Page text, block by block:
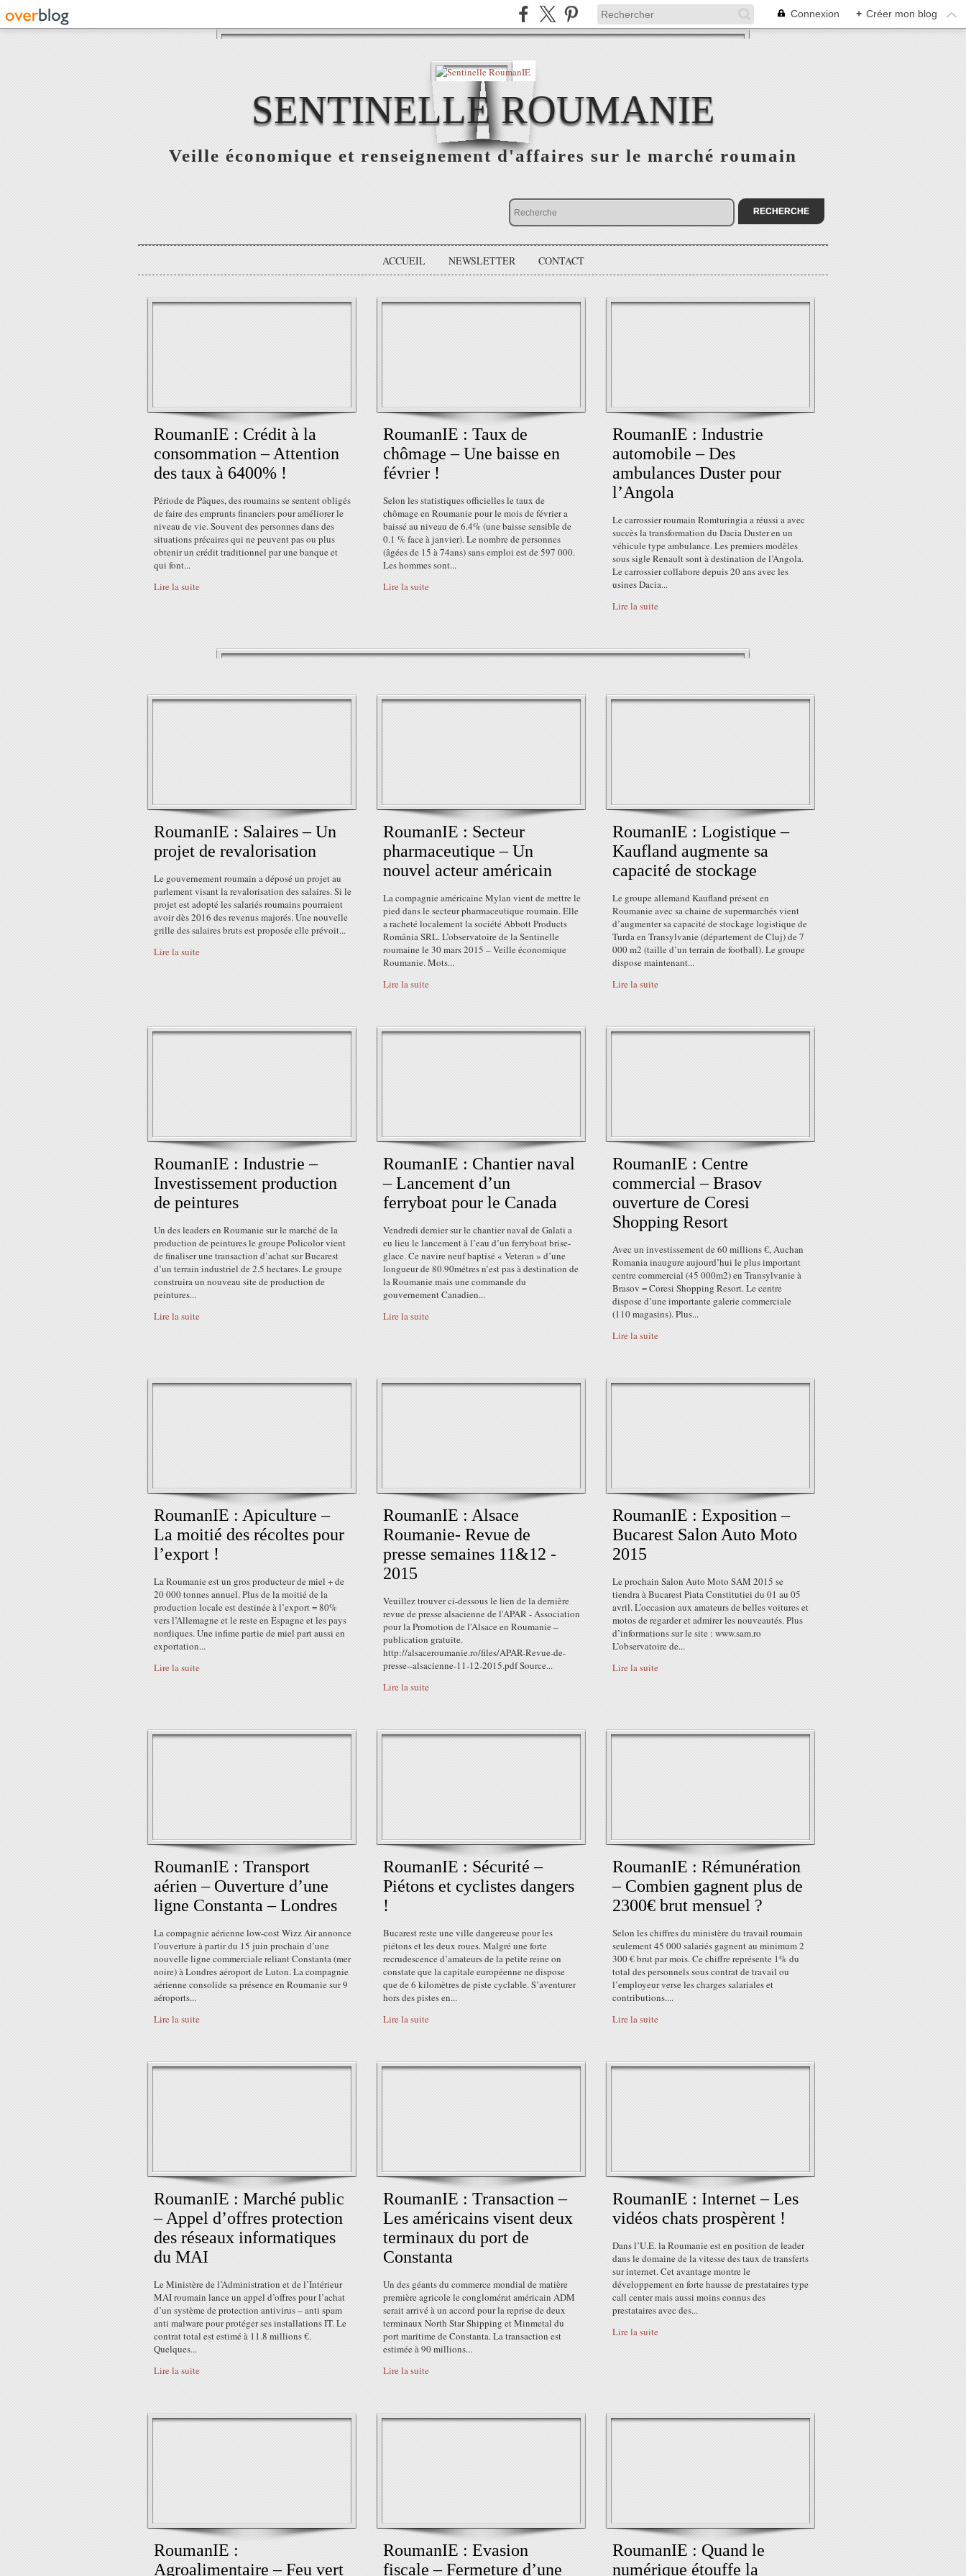
Connexion + Créer mon blog
SENTINELLE ROUMANIE
Veille économique et renseignement d'affaires sur le marché roumain
ACCUEIL NEWSLETTER CONTACT
RoumanIE : Crédit à la
consommation – Attention
des taux à 6400% !
Période de Pâques, des roumains se sentent obligés
de faire des emprunts financiers pour améliorer le
niveau de vie. Souvent des personnes dans des
situations précaires qui ne peuvent pas ou plus
obtenir un crédit traditionnel par une banque et
qui font...
Lire la suite
RoumanIE : Taux de
chômage – Une baisse en
février !
Selon les statistiques officielles le taux de
chômage en Roumanie pour le mois de février a
baissé au niveau de 6.4% (une baisse sensible de
0.1 % face à janvier). Le nombre de personnes
(âgées de 15 à 74ans) sans emploi est de 597 000.
Les hommes sont...
Lire la suite
RoumanIE : Industrie
automobile – Des
ambulances Duster pour
l’Angola
Le carrossier roumain Romturingia a réussi a avec
succès la transformation du Dacia Duster en un
véhicule type ambulance. Les premiers modèles
sous sigle Renault sont à destination de l’Angola.
Le carrossier collabore depuis 20 ans avec les
usines Dacia...
Lire la suite
RoumanIE : Salaires – Un
projet de revalorisation
Le gouvernement roumain a déposé un projet au
parlement visant la revalorisation des salaires. Si le
projet est adopté les salariés roumains pourraient
avoir dès 2016 des revenus majorés. Une nouvelle
grille des salaires bruts est proposée elle prévoit...
Lire la suite
RoumanIE : Secteur
pharmaceutique – Un
nouvel acteur américain
La compagnie américaine Mylan vient de mettre le
pied dans le secteur pharmaceutique roumain. Elle
a racheté localement la société Abbott Products
România SRL. L’observatoire de la Sentinelle
roumaine le 30 mars 2015 – Veille économique
Roumanie. Mots...
Lire la suite
RoumanIE : Logistique –
Kaufland augmente sa
capacité de stockage
Le groupe allemand Kaufland présent en
Roumanie avec sa chaine de supermarchés vient
d’augmenter sa capacité de stockage logistique de
Turda en Transylvanie (département de Cluj) de 7
000 m2 (taille d’un terrain de football). Le groupe
dispose maintenant...
Lire la suite
RoumanIE : Industrie –
Investissement production
de peintures
Un des leaders en Roumanie sur le marché de la
production de peintures le groupe Policolor vient
de finaliser une transaction d’achat sur Bucarest
d’un terrain industriel de 2.5 hectares. Le groupe
construira un nouveau site de production de
peintures...
Lire la suite
RoumanIE : Chantier naval
– Lancement d’un
ferryboat pour le Canada
Vendredi dernier sur le chantier naval de Galati a
eu lieu le lancement à l’eau d’un ferryboat brise-
glace. Ce navire neuf baptisé « Veteran » d’une
longueur de 80.90métres n’est pas à destination de
la Roumanie mais une commande du
gouvernement Canadien...
Lire la suite
RoumanIE : Centre
commercial – Brasov
ouverture de Coresi
Shopping Resort
Avec un investissement de 60 millions €, Auchan
Romania inaugure aujourd’hui le plus important
centre commercial (45 000m2) en Transylvanie à
Brasov = Coresi Shopping Resort. Le centre
dispose d’une importante galerie commerciale
(110 magasins). Plus...
Lire la suite
RoumanIE : Apiculture –
La moitié des récoltes pour
l’export !
La Roumanie est un gros producteur de miel + de
20 000 tonnes annuel. Plus de la moitié de la
production locale est destinée à l’export = 80%
vers l’Allemagne et le reste en Espagne et les pays
nordiques. Une infime partie de miel part aussi en
exportation...
Lire la suite
RoumanIE : Alsace
Roumanie- Revue de
presse semaines 11&12 -
2015
Veuillez trouver ci-dessous le lien de la dernière
revue de presse alsacienne de l'APAR - Association
pour la Promotion de l'Alsace en Roumanie –
publication gratuite.
http://alsaceroumanie.ro/files/APAR-Revue-de-
presse--alsacienne-11-12-2015.pdf Source...
Lire la suite
RoumanIE : Exposition –
Bucarest Salon Auto Moto
2015
Le prochain Salon Auto Moto SAM 2015 se
tiendra à Bucarest Piata Constitutiei du 01 au 05
avril. L’occasion aux amateurs de belles voitures et
motos de regarder et admirer les nouveautés. Plus
d’informations sur le site : www.sam.ro
L’observatoire de...
Lire la suite
RoumanIE : Transport
aérien – Ouverture d’une
ligne Constanta – Londres
La compagnie aérienne low-cost Wizz Air annonce
l’ouverture à partir du 15 juin prochain d’une
nouvelle ligne commerciale reliant Constanta (mer
noire) à Londres aéroport de Luton. La compagnie
aérienne consolide sa présence en Roumanie sur 9
aéroports...
Lire la suite
RoumanIE : Sécurité –
Piétons et cyclistes dangers
!
Bucarest reste une ville dangereuse pour les
piétons et les deux roues. Malgré une forte
recrudescence d’amateurs de la petite reine on
constate que la capitale européenne ne dispose
que de 6 kilomètres de piste cyclable. S’aventurer
hors des pistes en...
Lire la suite
RoumanIE : Rémunération
– Combien gagnent plus de
2300€ brut mensuel ?
Selon les chiffres du ministère du travail roumain
seulement 45 000 salariés gagnent au minimum 2
300 € brut par mois. Ce chiffre représente 1% du
total des personnels sous contrat de travail ou
l’employeur verse les charges salariales et
contributions....
Lire la suite
RoumanIE : Marché public
– Appel d’offres protection
des réseaux informatiques
du MAI
Le Ministère de l’Administration et de l’Intérieur
MAI roumain lance un appel d’offres pour l’achat
d’un système de protection antivirus – anti spam
anti malware pour protéger ses installations IT. Le
contrat total est estimé à 11.8 millions €.
Quelques...
Lire la suite
RoumanIE : Transaction –
Les américains visent deux
terminaux du port de
Constanta
Un des géants du commerce mondial de matière
première agricole le conglomérat américain ADM
serait arrivé à un accord pour la reprise de deux
terminaux North Star Shipping et Minmetal du
port maritime de Constanta. La transaction est
estimée à 90 millions...
Lire la suite
RoumanIE : Internet – Les
vidéos chats prospèrent !
Dans l’U.E. la Roumanie est en position de leader
dans le domaine de la vitesse des taux de transferts
sur internet. Cet avantage montre le
développement en forte hausse de prestataires type
call center mais aussi moins connus des
prestataires avec des...
Lire la suite
RoumanIE :
Agroalimentaire – Feu vert
RoumanIE : Evasion
fiscale – Fermeture d’une
RoumanIE : Quand le
numérique étouffe la